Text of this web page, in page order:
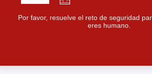
Por favor, resuelve el reto de seguridad
eres humano.